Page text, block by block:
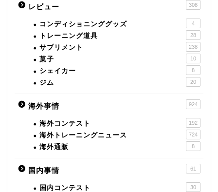
レビュー 308
コンディショニンググッズ 4
トレーニング道具 28
サプリメント 238
菓子 10
シェイカー 8
ジム 20
海外事情 924
海外コンテスト 192
海外トレーニングニュース 724
海外通販 8
国内事情 61
国内コンテスト 30